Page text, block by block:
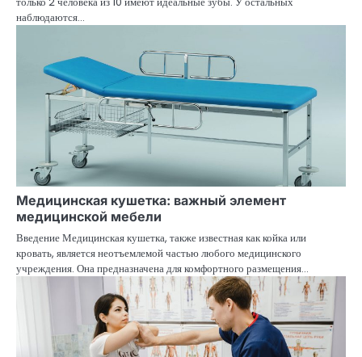
наблюдаются…
Медицинская кушетка: важный элемент
медицинской мебели
Введение Медицинская кушетка, также известная как койка или
кровать, является неотъемлемой частью любого медицинского
учреждения. Она предназначена для комфортного размещения…